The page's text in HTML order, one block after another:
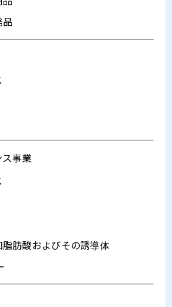
品
ス事業
肪酸およびその誘導体